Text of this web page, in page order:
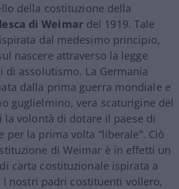
della costituzione della
di Weimardel 1919. Tale
dal medesimo principio,
nascere attraverso la legge
di assolutismo. La Germania
dalla prima guerra mondiale e
guglielmino, vera scaturigine del
la volontà di dotare il paese di
per la prima volta “liberale”. Ciò
di Weimar è in effetti un
carta costituzionale ispirata a
nostri padri costituenti vollero,